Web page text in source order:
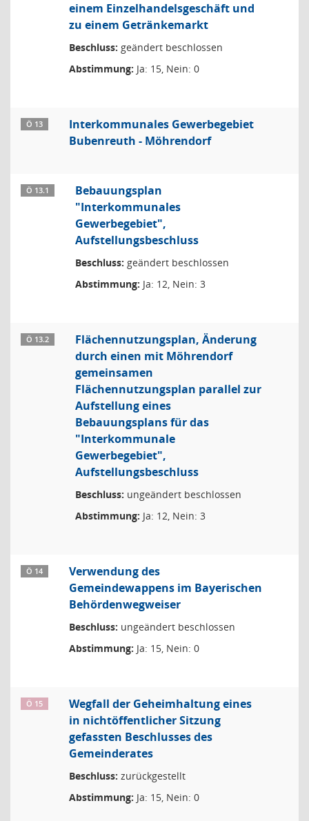
einem Einzelhandelsgeschäft und
zu einem Getränkemarkt
Beschluss: geändert beschlossen
Abstimmung: Ja: 15, Nein: 0
Ö 13
Interkommunales Gewerbegebiet
Bubenreuth - Möhrendorf
Ö 13.1
Bebauungsplan
"Interkommunales
Gewerbegebiet",
Aufstellungsbeschluss
Beschluss: geändert beschlossen
Abstimmung: Ja: 12, Nein: 3
Ö 13.2
Flächennutzungsplan, Änderung
durch einen mit Möhrendorf
gemeinsamen
Flächennutzungsplan parallel zur
Aufstellung eines
Bebauungsplans für das
"Interkommunale
Gewerbegebiet",
Aufstellungsbeschluss
Beschluss: ungeändert beschlossen
Abstimmung: Ja: 12, Nein: 3
Ö 14
Verwendung des
Gemeindewappens im Bayerischen
Behördenwegweiser
Beschluss: ungeändert beschlossen
Abstimmung: Ja: 15, Nein: 0
Ö 15
Wegfall der Geheimhaltung eines
in nichtöffentlicher Sitzung
gefassten Beschlusses des
Gemeinderates
Beschluss: zurückgestellt
Abstimmung: Ja: 15, Nein: 0